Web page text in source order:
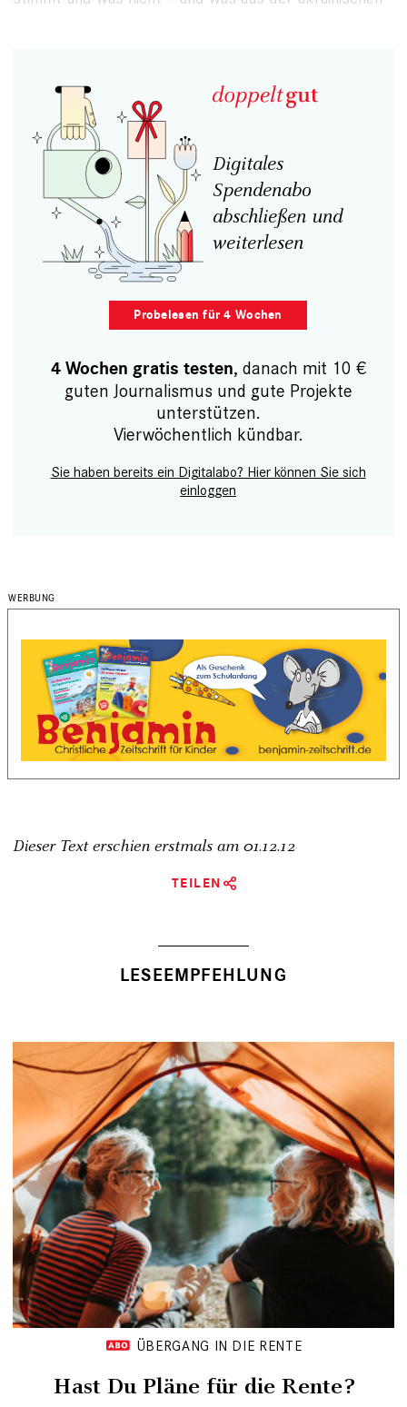
Digitales
Spendenabo
abschließen und
weiterlesen
Probelesen für 4 Wochen
4 Wochen gratis testen, danach mit 10 €
guten Journalismus und gute Projekte
unterstützen.
Vierwöchentlich kündbar.
Sie haben bereits ein Digitalabo? Hier können Sie sich
einloggen
Dieser Text erschien erstmals am 01.12.12
TEILEN
LESEEMPFEHLUNG
ÜBERGANG IN DIE RENTE
Hast Du Pläne für die Rente?